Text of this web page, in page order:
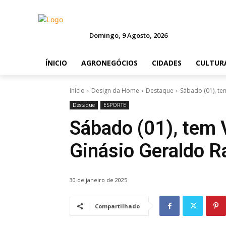
Domingo, 9 Agosto, 2026
ÍNICIO AGRONEGÓCIOS CIDADES
Início Design da Home Destaque Sábado (01),
Destaque ESPORTE
Sábado (01), tem
Ginásio Geraldo
30 de janeiro de 2025
Compartilhado